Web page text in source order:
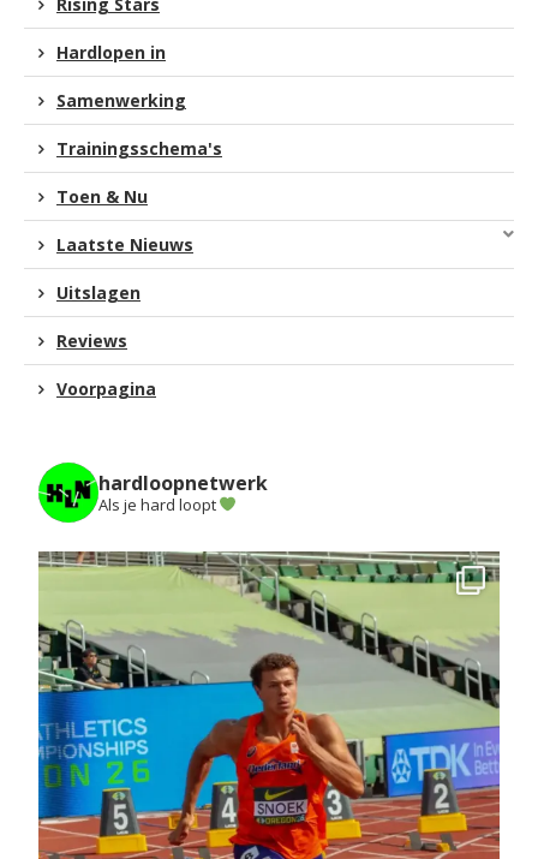
Hardlopen in
Samenwerking
Trainingsschema's
Toen & Nu
Laatste Nieuws
Uitslagen
Reviews
Voorpagina
hardloopnetwerk
Als je hard loopt